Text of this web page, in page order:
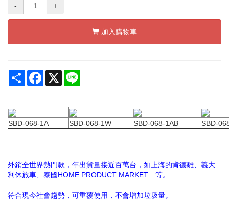
-
+
加入購物車
Share Facebook
X
SBD-068-1A SBD-068-1W SBD-068-1AB SBD-
外銷全世界熱門款，年出貨量接近百萬台，如上海的肯德雞、義大
利休旅車、泰國HOME PRODUCT MARKET…等。
符合現今社會趨勢，可重覆使用，不會增加垃圾量。